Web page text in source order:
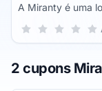
A Miranty é uma
peças de prata.
comprar. É
brincos, colares,
Sua nota para
5
4
3 estrelas
2 estrelas
1 estrela
2 cupons